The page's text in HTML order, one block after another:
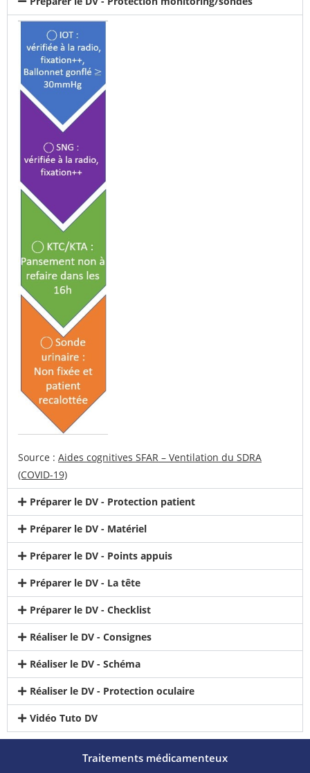
Source : Aides cognitives SFAR – Ventilation du SDRA
(COVID-19)
Préparer le DV - Protection patient
Préparer le DV - Matériel
Préparer le DV - Points appuis
Préparer le DV - La tête
Préparer le DV - Checklist
Réaliser le DV - Consignes
Réaliser le DV - Schéma
Réaliser le DV - Protection oculaire
Vidéo Tuto DV
Traitements médicamenteux